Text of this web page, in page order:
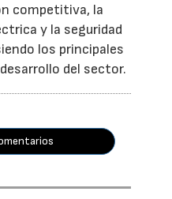
competitiva, la
y la seguridad
los principales
del sector.